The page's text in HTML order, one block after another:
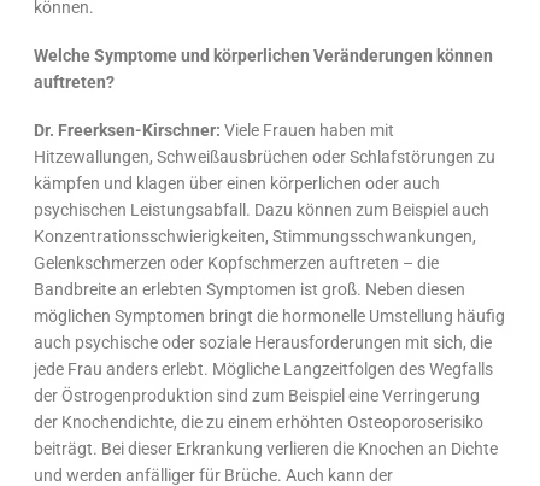
können.
Welche Symptome und körperlichen Veränderungen können
auftreten?
Dr. Freerksen-Kirschner: Viele Frauen haben mit
Hitzewallungen, Schweißausbrüchen oder Schlafstörungen zu
kämpfen und klagen über einen körperlichen oder auch
psychischen Leistungsabfall. Dazu können zum Beispiel auch
Konzentrationsschwierigkeiten, Stimmungsschwankungen,
Gelenkschmerzen oder Kopfschmerzen auftreten – die
Bandbreite an erlebten Symptomen ist groß. Neben diesen
möglichen Symptomen bringt die hormonelle Umstellung häufig
auch psychische oder soziale Herausforderungen mit sich, die
jede Frau anders erlebt. Mögliche Langzeitfolgen des Wegfalls
der Östrogenproduktion sind zum Beispiel eine Verringerung
der Knochendichte, die zu einem erhöhten Osteoporoserisiko
beiträgt. Bei dieser Erkrankung verlieren die Knochen an Dichte
und werden anfälliger für Brüche. Auch kann der